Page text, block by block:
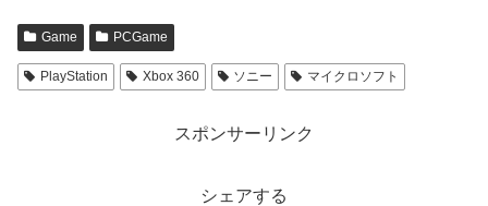
Game PCGame
PlayStation Xbox 360 ソニー マイクロソフト
スポンサーリンク
シェアする